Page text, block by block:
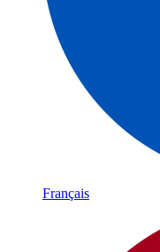
Français